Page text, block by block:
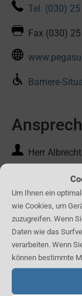
Um Ihnen ein
wie Cookies, um
zuzugreifen. Wenn
Daten wie das
verarbeiten. Wenn
können bestimmte
Tel. (030)
Fax (030)
Barriere-
Herr Albrecht
Mobile
Fax (030)
Karte: